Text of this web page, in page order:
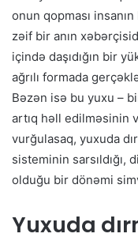
onun qopması
zəif bir anın
içində daşıdığın bir
ağrılı formada
Bəzən isə bu yuxu –
artıq həll edilməsinin
vurğulasaq, yuxuda
sisteminin sarsıldığı,
olduğu bir dönəmi
Yuxuda